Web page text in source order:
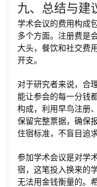
九、总结与建
学术会议的费用构成
多个方面。注册费是
大头，餐饮和社交费
开支。
对于研究者来说，合
能让参会的每一分钱
构成，利用早鸟注册
保留完整票据，确保
住宿标准，不盲目追
参加学术会议是对学
宿，这笔投入换来的
无法用金钱衡量的。